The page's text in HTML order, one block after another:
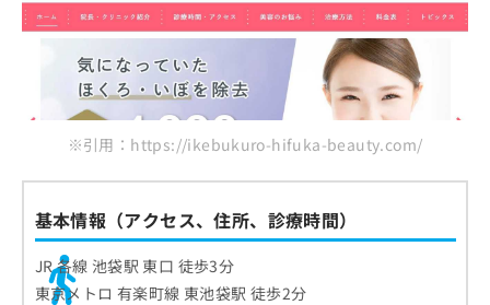
※引用：https://ikebukuro-hifuka-beauty.com/
基本情報（アクセス、住所、診療時間）
JR 各線 池袋駅 東口 徒歩3分
東京メトロ 有楽町線 東池袋駅 徒歩2分